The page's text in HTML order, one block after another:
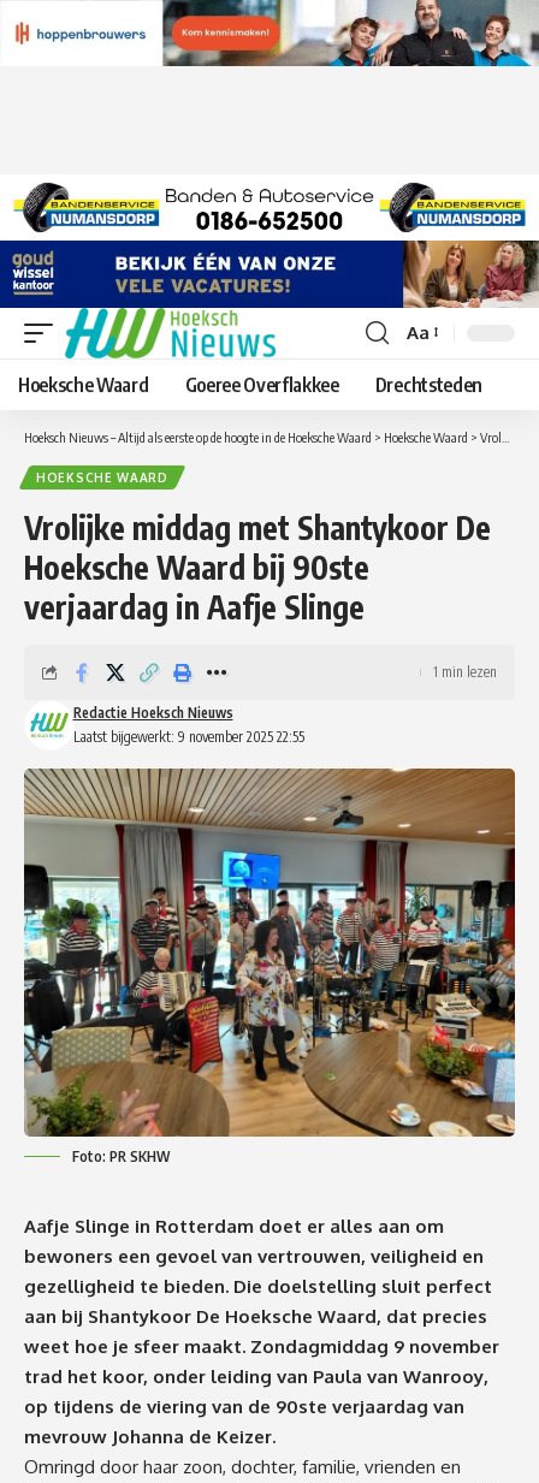
Lettergrootte
aanpassen
Aa
Hoeksche Waard Goeree Overflakkee Drechtsteden
Hoeksch Nieuws – Altijd als eerste op de hoogte in de Hoeksche Waard > Hoeksche Waard > Vrolijke middag met Shantykoor De Hoeksche Waard bij 90ste verjaardag in Aafje Slinge
HOEKSCHE WAARD
Vrolijke middag met Shantykoor De
Hoeksche Waard bij 90ste
verjaardag in Aafje Slinge
Laatst bijgewerkt: 9 november 2025 22:55
Redactie Hoeksch Nieuws
1 min lezen
Foto: PR SKHW
Aafje Slinge in Rotterdam doet er alles aan om
bewoners een gevoel van vertrouwen, veiligheid en
gezelligheid te bieden. Die doelstelling sluit perfect
aan bij Shantykoor De Hoeksche Waard, dat precies
weet hoe je sfeer maakt. Zondagmiddag 9 november
trad het koor, onder leiding van Paula van Wanrooy,
op tijdens de viering van de 90ste verjaardag van
mevrouw Johanna de Keizer.
Omringd door haar zoon, dochter, familie, vrienden en